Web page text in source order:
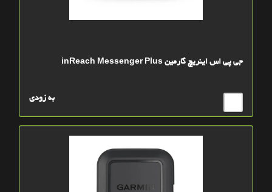
جی پی اس اینریچ گارمین inReach Messenger Plus
به زودی